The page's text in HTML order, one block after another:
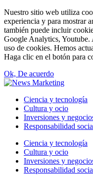
Nuestro sitio web utiliza
experiencia y para mostrar
también puede incluir
Google Analytics, Youtube.
uso de cookies. Hemos
Haga clic en el botón para
Ok, De acuerdo
Ciencia y tecnología
Cultura y ocio
Inversiones y
Responsabilidad
Ciencia y tecnología
Cultura y ocio
Inversiones y
Responsabilidad